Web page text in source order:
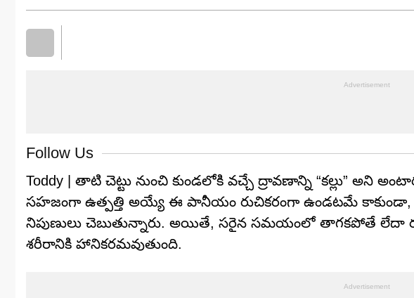
Follow Us
Toddy | తాటి చెట్టు నుంచి కుండలోకి వచ్చే ద్రావణాన్ని “కల్లు” అని
సహజంగా ఉత్పత్తి అయ్యే ఈ పానీయం రుచికరంగా ఉండటమే కాకుండా,
నిపుణులు చెబుతున్నారు. అయితే, సరైన సమయంలో తాగకపోతే
శరీరానికి హానికరమవుతుంది.